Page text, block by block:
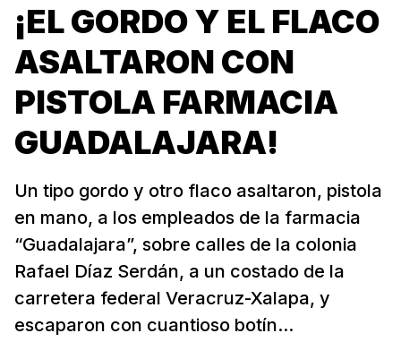
¡EL GORDO Y EL FLACO
ASALTARON CON
PISTOLA FARMACIA
GUADALAJARA!
Un tipo gordo y otro flaco asaltaron, pistola
en mano, a los empleados de la farmacia
“Guadalajara”, sobre calles de la colonia
Rafael Díaz Serdán, a un costado de la
carretera federal Veracruz-Xalapa, y
escaparon con cuantioso botín...